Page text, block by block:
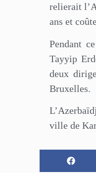
relierait
ans et
Pendant
Tayyip
deux
Bruxelles.
ville de